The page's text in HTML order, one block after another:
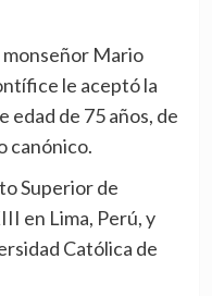
monseñor Mario
le aceptó la
edad de 75 años, de
canónico.
Superior de
en Lima, Perú, y
Católica de